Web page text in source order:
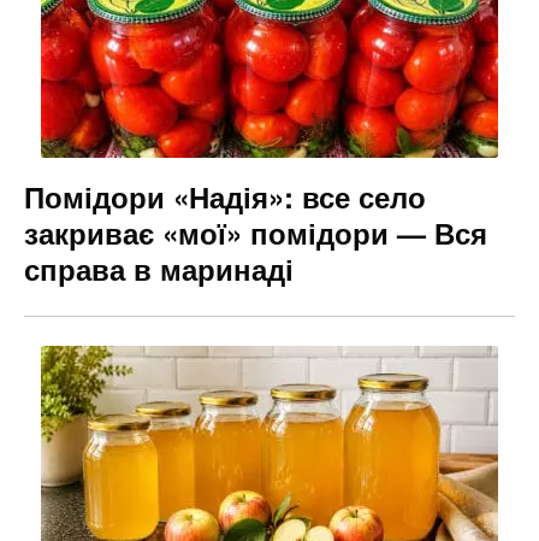
Помідори «Надія»: все село
закриває «мої» помідори — Вся
справа в маринаді